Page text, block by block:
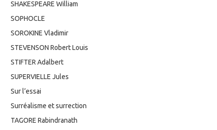
SHAKESPEARE William
SOPHOCLE
SOROKINE Vladimir
STEVENSON Robert Louis
STIFTER Adalbert
SUPERVIELLE Jules
Sur l’essai
Surréalisme et surrection
TAGORE Rabindranath